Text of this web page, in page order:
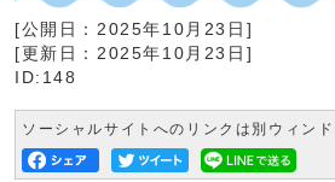
[公開日： 2025年10月23日 ]
[更新日： 2025年10月23日 ]
ID:148
ソーシャルサイトへのリンクは別ウィン